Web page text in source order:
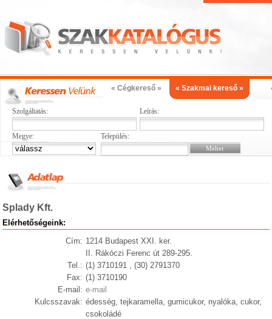
« Cégkereső » « Szakmai kereső »
Szolgáltatás: Leírás:
Megye: Település:
Splady Kft.
Elérhetőségeink:
Cím: 1214 Budapest XXI. ker.
II. Rákóczi Ferenc út 289-295.
Tel.: (1) 3710191 , (30) 2791370
Fax: (1) 3710190
E-mail: e-mail
Kulcsszavak: édesség, tejkaramella, gumicukor, nyalóka, cukor,
csokoládé